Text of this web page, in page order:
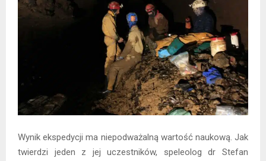
Wynik ekspedycji ma niepodważalną wartość naukową. Jak
twierdzi jeden z jej uczestników, speleolog dr Stefan